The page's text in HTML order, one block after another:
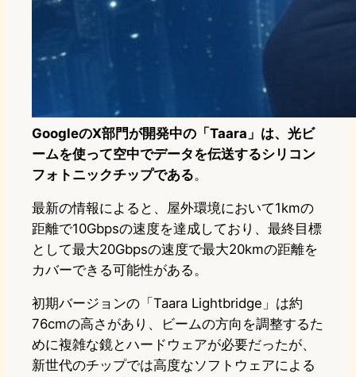
GoogleのX部門が開発中の「Taara」は、光ビ
ームを使って空中でデータを伝送するシリコン
フォトニックチップである。
最新の情報によると、屋外環境において1kmの
距離で10Gbpsの速度を達成しており、最終目標
として最大20Gbpsの速度で最大20kmの距離を
カバーできる可能性がある。
初期バージョンの「Taara Lightbridge」は約
76cmの高さがあり、ビームの方向を調整するた
めに複雑な鏡とハードウェアが必要だったが、
新世代のチップでは高度なソフトウェアによる